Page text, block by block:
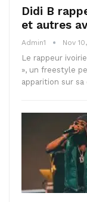
Didi B
et autres
Admin1 Nov
Le rappeur
», un freestyle
apparition sur sa